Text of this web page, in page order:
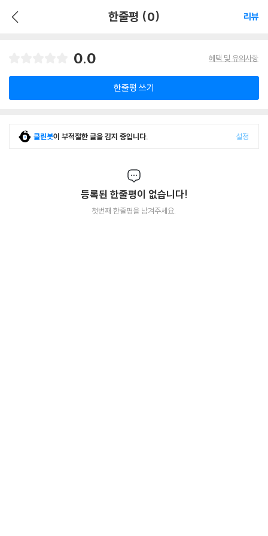
한줄평 (0) 리뷰
0.0 혜택 및 유의사항
한줄평 쓰기
클린봇이 부적절한 글을 감지 중입니다. 설정
등록된 한줄평이 없습니다!
첫번째 한줄평을 남겨주세요.